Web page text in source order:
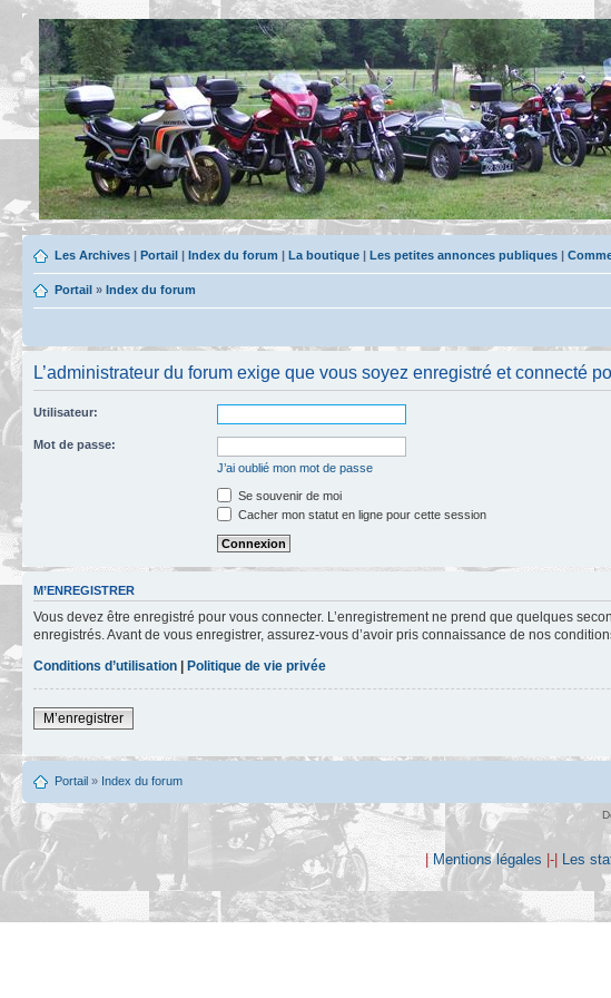
Les Archives | Portail | Index du forum | La boutique | Les petites annonces publiques |
Portail » Index du forum
L’administrateur du forum exige que vous soyez enregistré et connecté
Utilisateur:
Mot de passe:
J’ai oublié mon mot de passe
Se souvenir de moi
Cacher mon statut en ligne pour cette session
M’ENREGISTRER
Vous devez être enregistré pour vous connecter. L’enregistrement ne prend que quelques
enregistrés. Avant de vous enregistrer, assurez-vous d’avoir pris connaissance de nos
Conditions d’utilisation | Politique de vie privée
M’enregistrer
Portail » Index du forum
| Mentions légales |-| Les